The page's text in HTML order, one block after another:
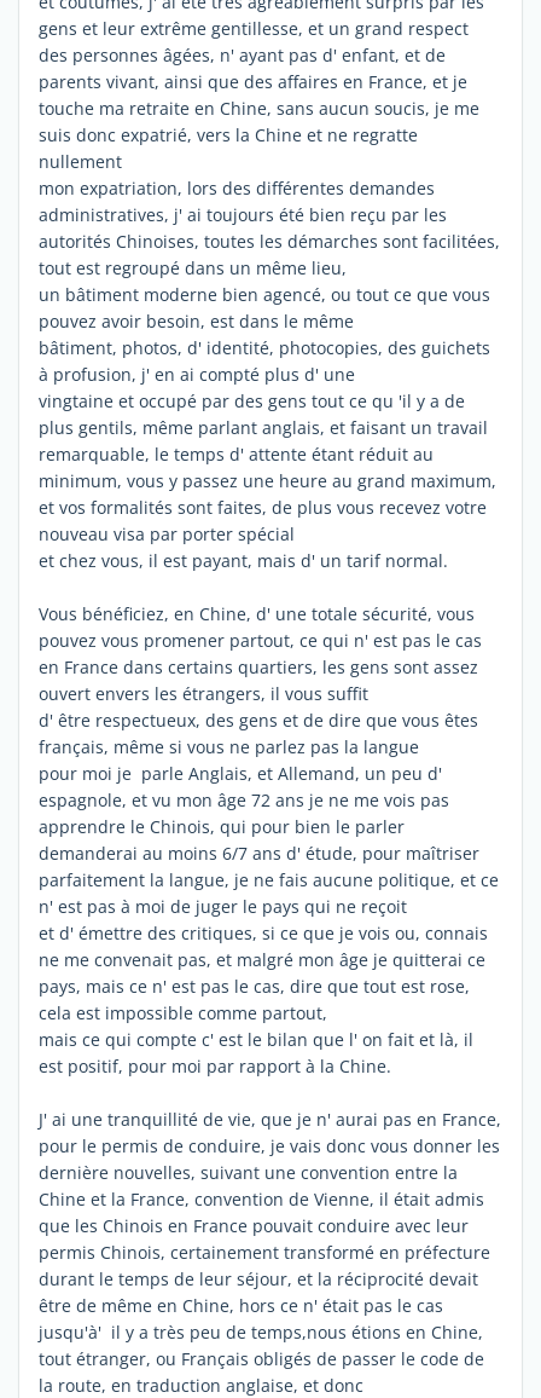
gens et leur extrême gentillesse, et un grand respect
des personnes âgées, n' ayant pas d' enfant, et de
parents vivant, ainsi que des affaires en France, et je
touche ma retraite en Chine, sans aucun soucis, je me
suis donc expatrié, vers la Chine et ne regratte
nullement
mon expatriation, lors des différentes demandes
administratives, j' ai toujours été bien reçu par les
autorités Chinoises, toutes les démarches sont facilitées,
tout est regroupé dans un même lieu,
un bâtiment moderne bien agencé, ou tout ce que vous
pouvez avoir besoin, est dans le même
bâtiment, photos, d' identité, photocopies, des guichets
à profusion, j' en ai compté plus d' une
vingtaine et occupé par des gens tout ce qu 'il y a de
plus gentils, même parlant anglais, et faisant un travail
remarquable, le temps d' attente étant réduit au
minimum, vous y passez une heure au grand maximum,
et vos formalités sont faites, de plus vous recevez votre
nouveau visa par porter spécial
et chez vous, il est payant, mais d' un tarif normal.
Vous bénéficiez, en Chine, d' une totale sécurité, vous
pouvez vous promener partout, ce qui n' est pas le cas
en France dans certains quartiers, les gens sont assez
ouvert envers les étrangers, il vous suffit
d' être respectueux, des gens et de dire que vous êtes
français, même si vous ne parlez pas la langue
pour moi je parle Anglais, et Allemand, un peu d'
espagnole, et vu mon âge 72 ans je ne me vois pas
apprendre le Chinois, qui pour bien le parler
demanderai au moins 6/7 ans d' étude, pour maîtriser
parfaitement la langue, je ne fais aucune politique, et ce
n' est pas à moi de juger le pays qui ne reçoit
et d' émettre des critiques, si ce que je vois ou, connais
ne me convenait pas, et malgré mon âge je quitterai ce
pays, mais ce n' est pas le cas, dire que tout est rose,
cela est impossible comme partout,
mais ce qui compte c' est le bilan que l' on fait et là, il
est positif, pour moi par rapport à la Chine.
J' ai une tranquillité de vie, que je n' aurai pas en France,
pour le permis de conduire, je vais donc vous donner les
dernière nouvelles, suivant une convention entre la
Chine et la France, convention de Vienne, il était admis
que les Chinois en France pouvait conduire avec leur
permis Chinois, certainement transformé en préfecture
durant le temps de leur séjour, et la réciprocité devait
être de même en Chine, hors ce n' était pas le cas
jusqu'à' il y a très peu de temps,nous étions en Chine,
tout étranger, ou Français obligés de passer le code de
la route, en traduction anglaise, et donc